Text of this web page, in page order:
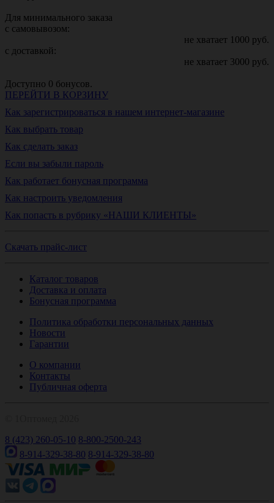
Для минимального заказа
с самовывозом:
не хватает 1000 руб.
с доставкой:
не хватает 3000 руб.
Доступно 0 бонусов.
ПЕРЕЙТИ В КОРЗИНУ
Как зарегистрироваться в нашем интернет-магазине
Как выбрать товар
Как сделать заказ
Если вы забыли пароль
Как работает бонусная программа
Как настроить уведомления
Как попасть в рубрику «НАШИ КЛИЕНТЫ»
Скачать прайс-лист
Каталог товаров
Доставка и оплата
Бонусная программа
Политика обработки персональных данных
Новости
Гарантии
О компании
Контакты
Публичная оферта
8 (423) 260-05-10 8-800-2500-243
8-914-329-38-80 8-914-329-38-80